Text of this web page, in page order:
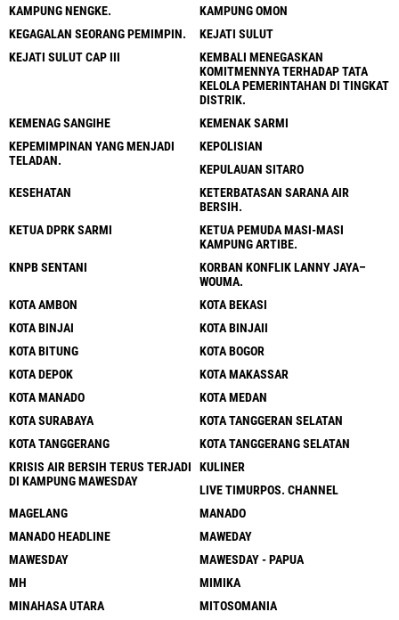
KAMPUNG NENGKE.
KAMPUNG OMON
KEGAGALAN SEORANG PEMIMPIN.
KEJATI SULUT
KEJATI SULUT CAP III
KEMBALI MENEGASKAN
KOMITMENNYA TERHADAP TATA
KELOLA PEMERINTAHAN DI TINGKAT
DISTRIK.
KEMENAG SANGIHE
KEMENAK SARMI
KEPEMIMPINAN YANG MENJADI
TELADAN.
KEPOLISIAN
KEPULAUAN SITARO
KESEHATAN
KETERBATASAN SARANA AIR
BERSIH.
KETUA DPRK SARMI
KETUA PEMUDA MASI-MASI
KAMPUNG ARTIBE.
KNPB SENTANI
KORBAN KONFLIK LANNY JAYA–
WOUMA.
KOTA AMBON
KOTA BEKASI
KOTA BINJAI
KOTA BINJAII
KOTA BITUNG
KOTA BOGOR
KOTA DEPOK
KOTA MAKASSAR
KOTA MANADO
KOTA MEDAN
KOTA SURABAYA
KOTA TANGGERAN SELATAN
KOTA TANGGERANG
KOTA TANGGERANG SELATAN
KRISIS AIR BERSIH TERUS TERJADI
DI KAMPUNG MAWESDAY
KULINER
LIVE TIMURPOS. CHANNEL
MAGELANG
MANADO
MANADO HEADLINE
MAWEDAY
MAWESDAY
MAWESDAY - PAPUA
MH
MIMIKA
MINAHASA UTARA
MITOSOMANIA